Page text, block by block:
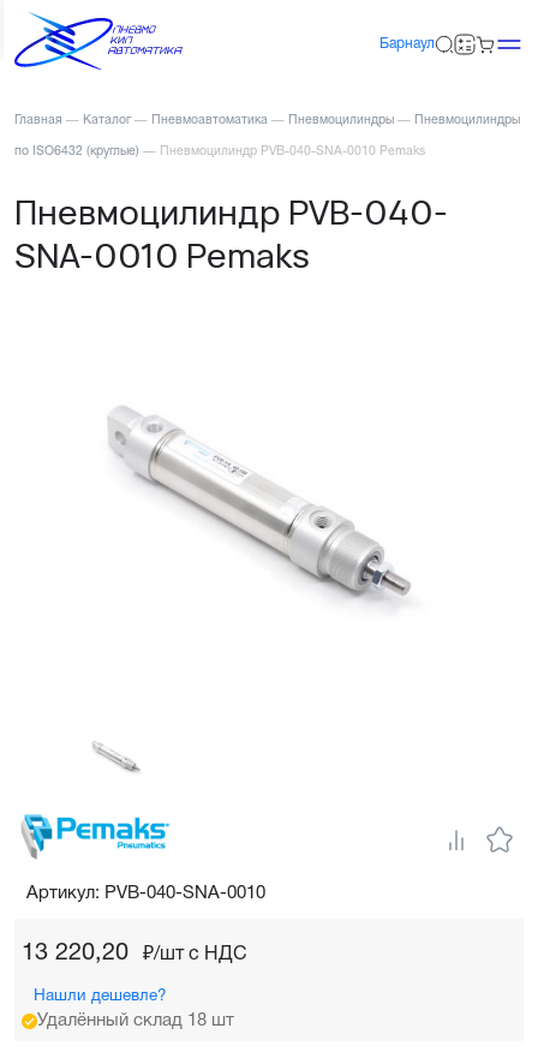
Барнаул
Главная — Каталог — Пневмоавтоматика — Пневмоцилиндры — Пневмоцилиндры
по ISO6432 (круглые) — Пневмоцилиндр PVB-040-SNA-0010 Pemaks
Пневмоцилиндр PVB-040-
SNA-0010 Pemaks
13 220,20 ₽/шт c НДС
Нашли дешевле?
Удалённый склад 18 шт
Артикул: PVB-040-SNA-0010